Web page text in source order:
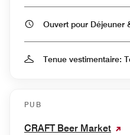
Tenue vestimentaire:
PUB
CRAFT Beer Market